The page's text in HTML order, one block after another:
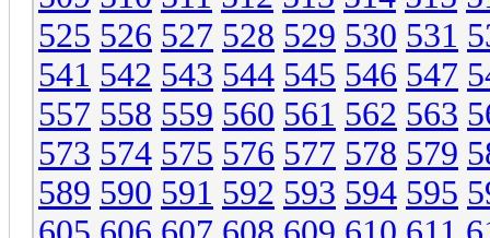
525 526 527 528 529 530 531
541 542 543 544 545 546 547
557 558 559 560 561 562 563
573 574 575 576 577 578 579
589 590 591 592 593 594 595